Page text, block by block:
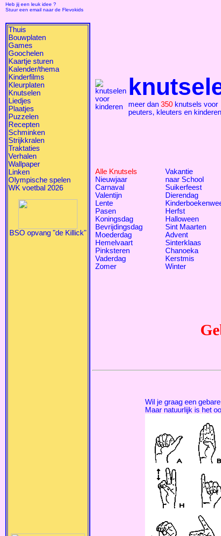
Heb jij een leuk idee ?
Stuur een email naar de Flevokids
Thuis
Bouwplaten
Games
Goochelen
Kaartje sturen
Kalender/thema
Kinderfilms
Kleurplaten
Knutselen
Liedjes
Plaatjes
Puzzelen
Recepten
Schminken
Strijkkralen
Traktaties
Verhalen
Wallpaper
Linken
Olympische spelen
WK voetbal 2026
BSO opvang "de Killick"
meer dan 350 knutsels voor
peuters, kleuters en kinderen
Alle Knutsels
Nieuwjaar
Carnaval
Valentijn
Lente
Pasen
Koningsdag
Bevrijdingsdag
Moederdag
Hemelvaart
Pinksteren
Vaderdag
Zomer
Vakantie
naar School
Suikerfeest
Dierendag
Herfst
Halloween
Sint Maarten
Advent
Sinterklaas
Chanoeka
Kerstmis
Winter
Wil je graag een
Maar natuurlijk is het